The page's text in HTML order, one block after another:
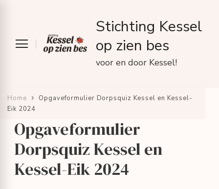
Stichting Kessel
op zien bes
voor en door Kessel!
Home
Opgaveformulier Dorpsquiz Kessel en Kessel-
Eik 2024
Opgaveformulier
Dorpsquiz Kessel en
Kessel-Eik 2024